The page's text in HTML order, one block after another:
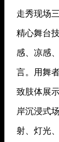
走秀现场
精心舞台
感、凉感
言。用舞
致肢体展
岸沉浸式
射、灯光